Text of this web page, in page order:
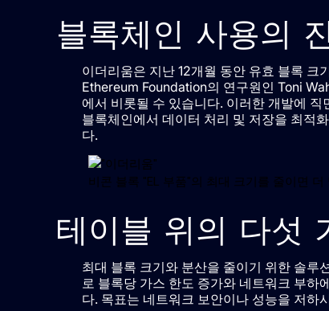
블록체인 사용의
이더리움은 지난 12개월 동안 유효 블록
Ethereum Foundation의 연구원인 Toni
에서 비롯될 수 있습니다. 이러한 개발에
블록체인에서 데이터 처리 및 저장을 최적
다.
비콘 블록 "EL 부품"의 최대 크기를 줄이면
테이블 위의 다섯
최대 블록 크기와 분산을 줄이기 위한 솔루
로 블록당 가스 한도 증가와 네트워크 부하
다. 목표는 네트워크 보안이나 성능을 저하